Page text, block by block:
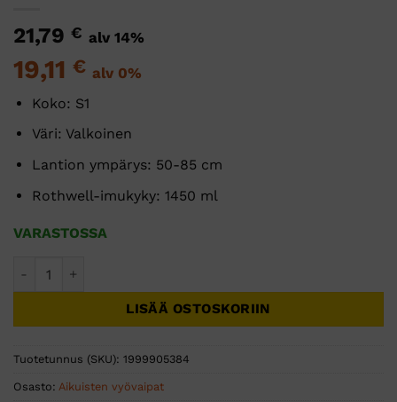
21,79 € alv 14%
19,11 € alv 0%
Koko: S1
Väri: Valkoinen
Lantion ympärys: 50-85 cm
Rothwell-imukyky: 1450 ml
VARASTOSSA
LISÄÄ OSTOSKORIIN
Tuotetunnus (SKU): 1999905384
Osasto: Aikuisten vyövaipat